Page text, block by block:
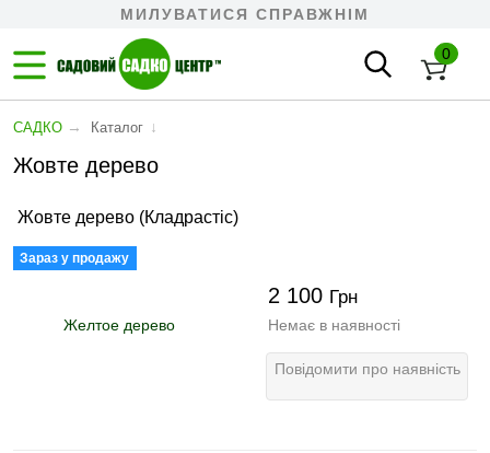
МИЛУВАТИСЯ СПРАВЖНІМ
0
САДКО → Каталог ↓
Жовте дерево
Жовте дерево (Кладрастіс)
Зараз у продажу
2 100 Грн
Немає в наявності
Повідомити про наявність